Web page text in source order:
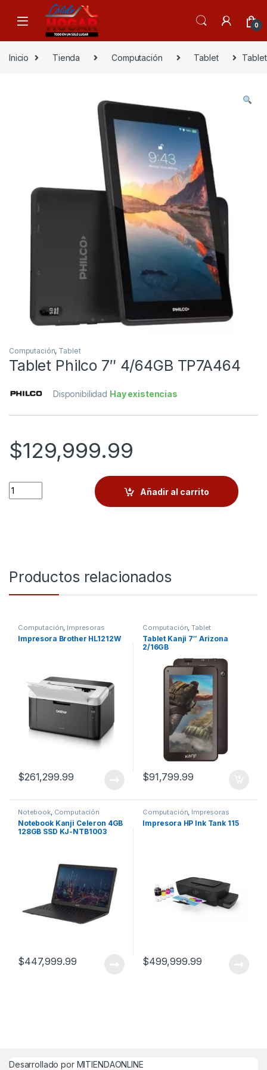
Skip to navigation
Skip to content
0
Inicio Tienda Computación Tablet
Computación, Tablet
Tablet Philco 7″ 4/64GB TP7A464
Disponibilidad Hay existencias
$129,999.99
Quantity
Añadir al carrito
Productos relacionados
Computación, Impresoras
Impresora Brother HL1212W
$261,299.99
Computación,Tablet
Tablet Kanji 7″ Arizona
2/16GB
$91,799.99
Notebook, Computación
Notebook Kanji Celeron 4GB
128GB SSD KJ-NTB1003
$447,999.99
Computación, Impresoras
Impresora HP Ink Tank 115
$499,999.99
Desarrollado por MITIENDAONLINE